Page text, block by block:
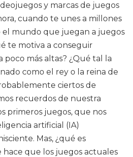
y marcas de juegos
cuando te unes a millones
el mundo que juegan a juegos
te motiva a conseguir
más altas? ¿Qué tal la
como el rey o la reina de
ciertos de
recuerdos de nuestra
primeros juegos, que nos
artificial (IA)
Mas, ¿qué es
que los juegos actuales